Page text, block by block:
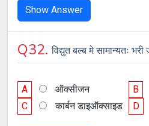
Show Answer
Q32.विद्युत बल्ब मे सामान्यतः
A ऑक्सीजन B
C
कार्बन डाइऑक्साइड D